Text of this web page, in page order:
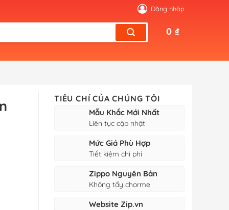
Đăng nhập
0 ₫
TIÊU CHÍ CỦA CHÚNG TÔI
Mẫu Khắc Mới Nhất
Liên tục cập nhật
Mức Giá Phù Hợp
Tiết kiệm chi phí
Zippo Nguyên Bản
Không tẩy chorme
Website Zip.vn